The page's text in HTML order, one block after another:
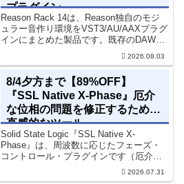
プラグイン
Reason Rack 14は、Reason独自のモジ
ュラー音作り環境をVST3/AU/AAXプラグ
インにまとめた製品です。既存のDAWを
乗り換えることなく、68種類のシンセや
エフェクト、CV配線をそのままトラック
に追加できます。通常199...
2026.08.03
8/4夕方まで【89%OFF】
『SSL Native X-Phase』厄介
な位相の問題を修正するための
直感的なツール
Solid State Logic『SSL Native X-
Phase』は、周波数に応じたフェーズ・
コントロール・プラグインです（厄介な
位相の問題を修正するための直感的なツ
ールです）。特定の周波数で位相をシフ
2026.07.31